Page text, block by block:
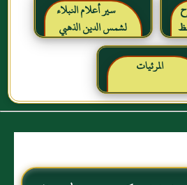
سير أعلام النبلاء
لشمس الدين الذهبي
المرئيات